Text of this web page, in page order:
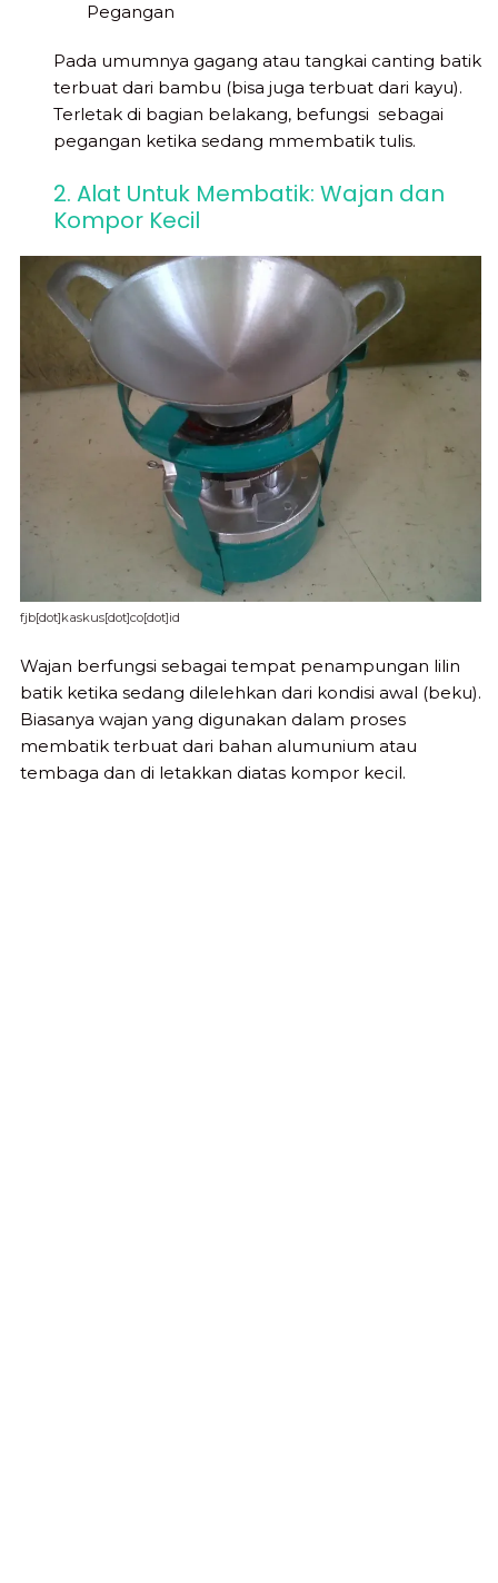
Pegangan
Pada umumnya gagang atau tangkai canting batik
terbuat dari bambu (bisa juga terbuat dari kayu).
Terletak di bagian belakang, befungsi sebagai
pegangan ketika sedang mmembatik tulis.
2. Alat Untuk Membatik: Wajan dan
Kompor Kecil
fjb[dot]kaskus[dot]co[dot]id
Wajan berfungsi sebagai tempat penampungan lilin
batik ketika sedang dilelehkan dari kondisi awal (beku).
Biasanya wajan yang digunakan dalam proses
membatik terbuat dari bahan alumunium atau
tembaga dan di letakkan diatas kompor kecil.